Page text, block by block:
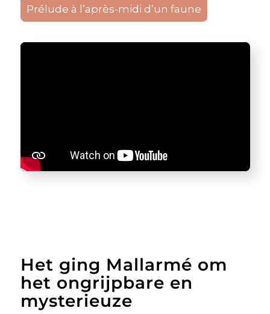
Prélude à l’après-midi d’un faune
Het ging Mallarmé om
het ongrijpbare en
mysterieuze